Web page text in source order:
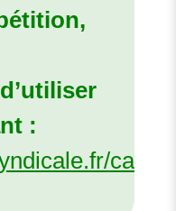
:
carte-